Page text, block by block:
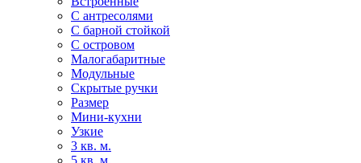
С антресолями
С барной стойкой
С островом
Малогабаритные
Модульные
Скрытые ручки
Размер
Мини-кухни
Узкие
3 кв. м.
5 кв. м.